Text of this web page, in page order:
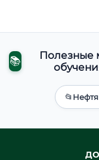
📚
Полезные
📂